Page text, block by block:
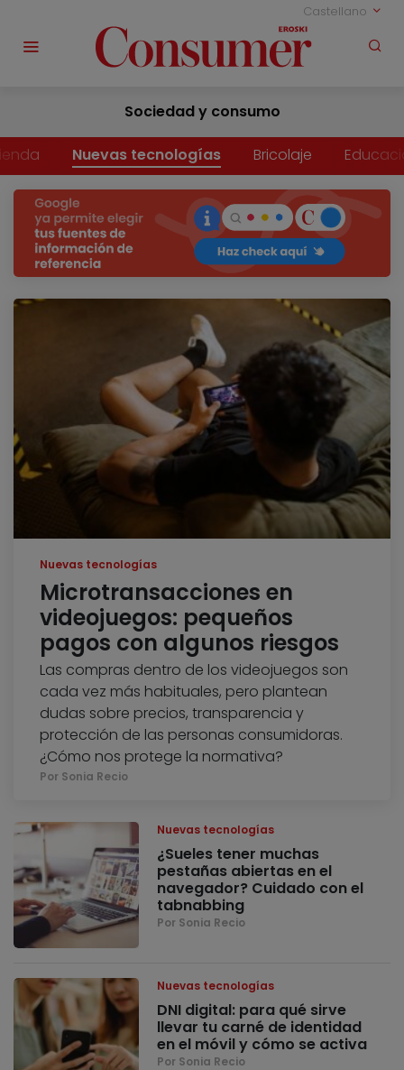
Castellano
Sociedad y consumo
Nuevas tecnologías Bricolaje
Nuevas tecnologías
Microtransacciones en
videojuegos: pequeños
pagos con algunos riesgos
Las compras dentro de los videojuegos son
cada vez más habituales, pero plantean
dudas sobre precios, transparencia y
protección de las personas consumidoras.
¿Cómo nos protege la normativa?
Por Sonia Recio
Nuevas tecnologías
¿Sueles tener muchas
pestañas abiertas en el
navegador? Cuidado con el
tabnabbing
Por Sonia Recio
Nuevas tecnologías
DNI digital: para qué sirve
llevar tu carné de identidad
en el móvil y cómo se activa
Por Sonia Recio